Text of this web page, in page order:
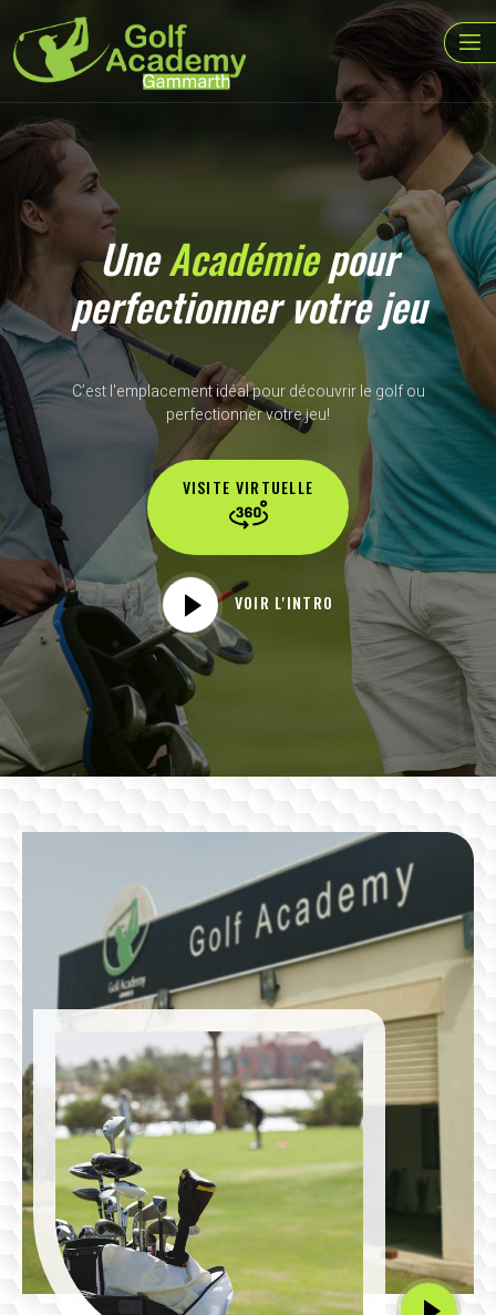
UneAcadémiepour
perfectionner votre jeu
C’est l'emplacement idéal pour découvrir le golf ou
perfectionner votre jeu!
VISITE VIRTUELLE
VOIR L'INTRO